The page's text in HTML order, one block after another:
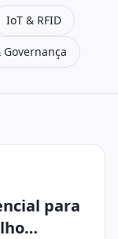
IoT & RFID
para